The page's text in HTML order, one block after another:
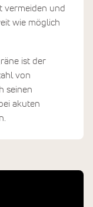
vermeiden und
wie möglich
ist der
von
seinen
akuten